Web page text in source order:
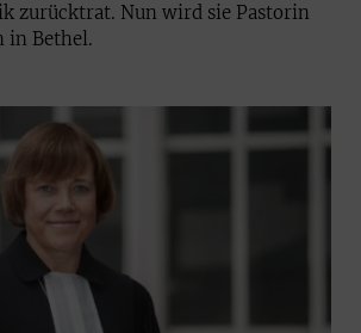
zurücktrat. Nun wird sie Pastorin
in Bethel.